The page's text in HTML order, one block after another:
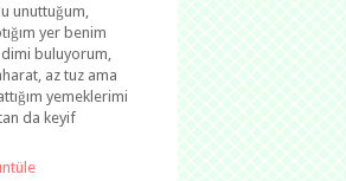
unuttuğum,
yer benim
buluyorum,
az tuz ama
yemeklerimi
da keyif